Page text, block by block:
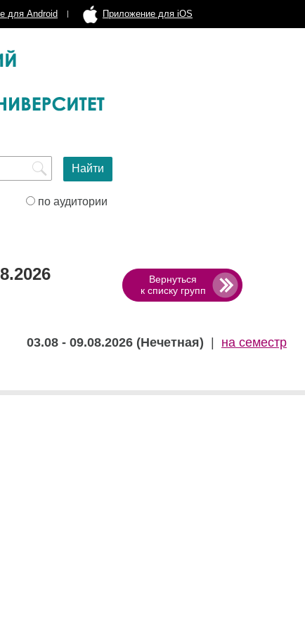
для Android Приложение для iOS
по аудитории
Вернуться
к списку групп
03.08 - 09.08.2026 (Нечетная) на семестр